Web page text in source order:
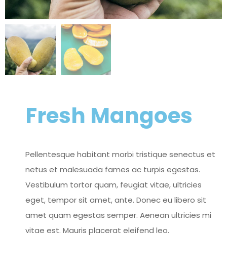
Fresh Mangoes
Pellentesque habitant morbi tristique senectus et
netus et malesuada fames ac turpis egestas.
Vestibulum tortor quam, feugiat vitae, ultricies
eget, tempor sit amet, ante. Donec eu libero sit
amet quam egestas semper. Aenean ultricies mi
vitae est. Mauris placerat eleifend leo.